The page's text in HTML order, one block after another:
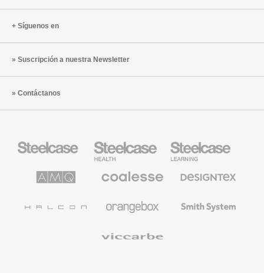
Síguenos en
Suscripción a nuestra Newsletter
Contáctanos
Steelcase
para
sanidad
Steelcase
para
educación
Steelcase
Solutions
premium
System